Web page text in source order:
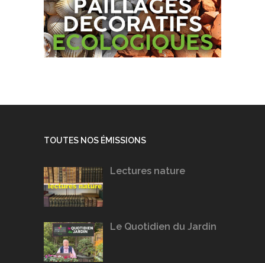
TOUTES NOS ÉMISSIONS
Lectures nature
Le Quotidien du Jardin